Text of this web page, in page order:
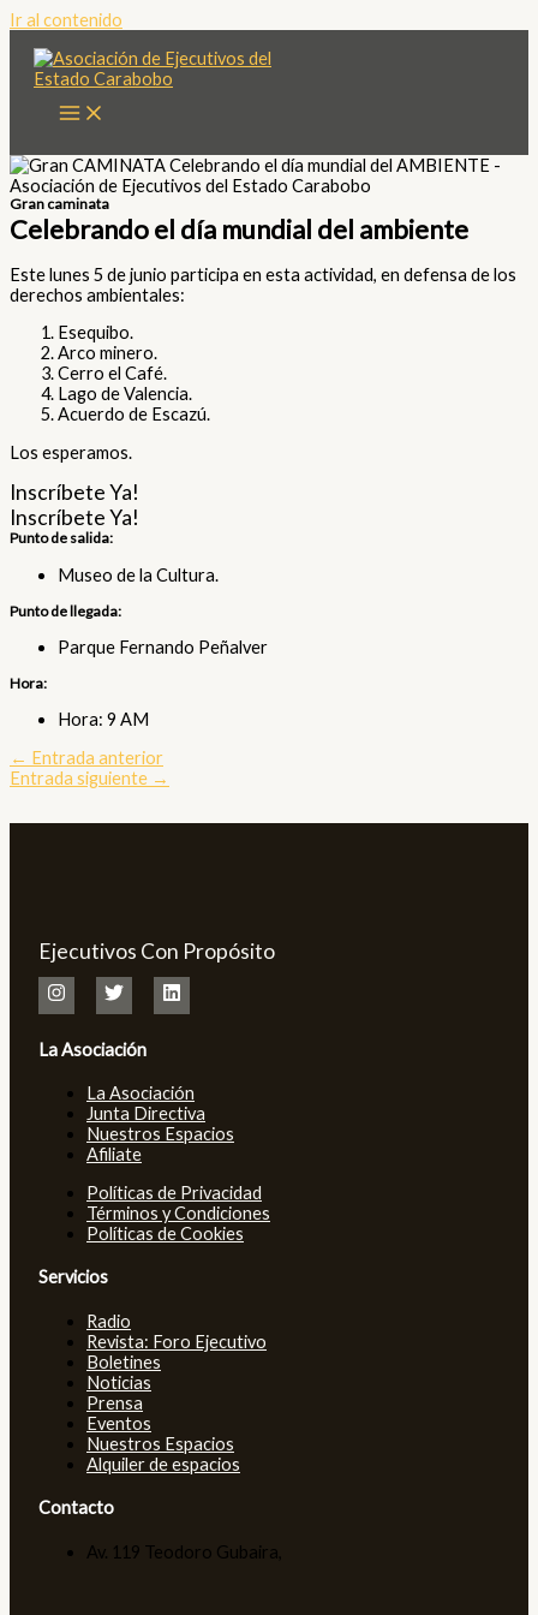
Ir al contenido
Gran caminata
Celebrando el día mundial del ambiente
Este lunes 5 de junio participa en esta actividad, en defensa de los
derechos ambientales:
Esequibo.
Arco minero.
Cerro el Café.
Lago de Valencia.
Acuerdo de Escazú.
Los esperamos.
Inscríbete Ya!
Inscríbete Ya!
Punto de salida:
Museo de la Cultura.
Punto de llegada:
Parque Fernando Peñalver
Hora:
Hora: 9 AM
← Entrada anterior
Entrada siguiente →
Ejecutivos Con Propósito
La Asociación
La Asociación
Junta Directiva
Nuestros Espacios
Afiliate
Políticas de Privacidad
Términos y Condiciones
Políticas de Cookies
Servicios
Radio
Revista: Foro Ejecutivo
Boletines
Noticias
Prensa
Eventos
Nuestros Espacios
Alquiler de espacios
Contacto
Av. 119 Teodoro Gubaira,